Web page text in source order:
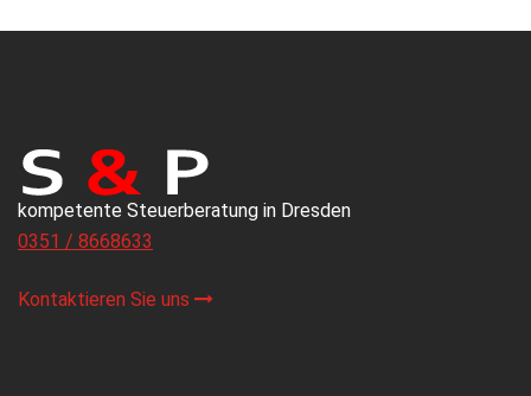
kompetente Steuerberatung in Dresden
0351 / 8668633
Kontaktieren Sie uns